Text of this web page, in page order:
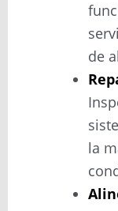
de
la